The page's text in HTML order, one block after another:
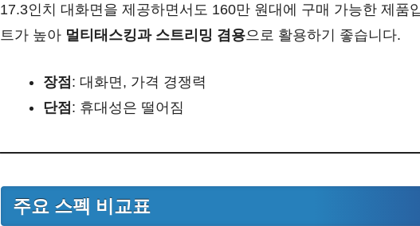
17.3인치 대화면을 제공하면서도 160만 원대에 구매 가능한 제품
트가 높아 멀티태스킹과 스트리밍 겸용으로 활용하기 좋습니다.
장점 : 대화면, 가격 경쟁력
단점 : 휴대성은 떨어짐
주요 스펙 비교표